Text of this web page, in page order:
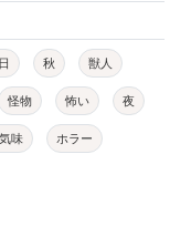
秋 獣人
怪物 怖い 夜
味 ホラー